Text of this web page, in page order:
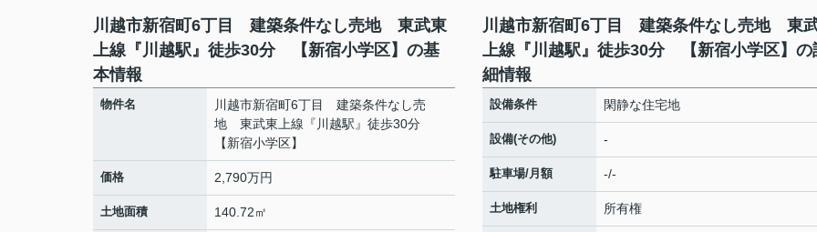
川越市新宿町6丁目 建築条件なし売地 東武東
上線『川越駅』徒歩30分 【新宿小学区】の基
本情報
物件名
川越市新宿町6丁目 建築条件なし売
地 東武東上線『川越駅』徒歩30分
【新宿小学区】
価格 2,790万円
土地面積 140.72㎡
川越市新宿町6丁目 建築条件なし売地 東
上線『川越駅』徒歩30分 【新宿小学区】の
細情報
設備条件 閑静な住宅地
設備(その他) -
駐車場/月額 -/-
土地権利 所有権